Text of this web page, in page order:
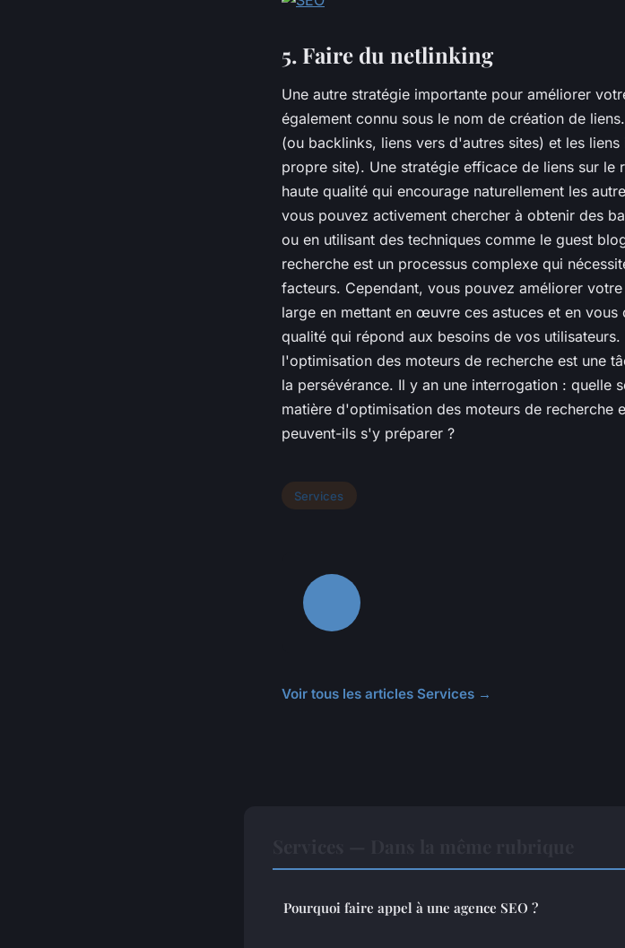
5. Faire du netlinking
Une autre stratégie importante pour améliorer
également connu sous le nom de création de
(ou backlinks, liens vers d'autres sites) et les
propre site). Une stratégie efficace de liens sur
haute qualité qui encourage naturellement les
vous pouvez activement chercher à obtenir des
ou en utilisant des techniques comme le guest
recherche est un processus complexe qui
facteurs. Cependant, vous pouvez améliorer
large en mettant en œuvre ces astuces et en
qualité qui répond aux besoins de vos
l'optimisation des moteurs de recherche est une
la persévérance. Il y an une interrogation : quelle
matière d'optimisation des moteurs de recherche
peuvent-ils s'y préparer ?
Services
Voir tous les articles Services →
Pourquoi faire appel à une agence SEO ?